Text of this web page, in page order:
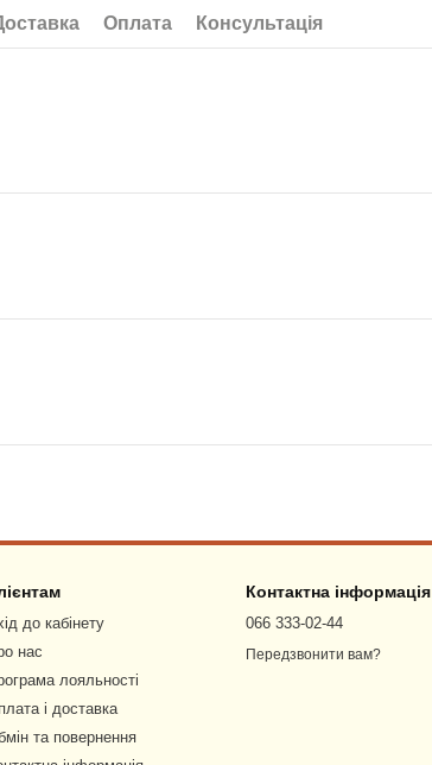
Оплата Консультація
до кабінету
нас
лояльності
і доставка
та повернення
Контактна інформація
066 333-02-44
Передзвонити вам?